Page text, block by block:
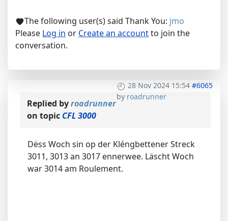
The following user(s) said Thank You: jmo
Please Log in or Create an accountto join the
conversation.
28 Nov 2024 15:54 #6065
by roadrunner
Replied byroadrunner
on topic CFL 3000
Dëss Woch sin op der Kléngbettener Streck
3011, 3013 an 3017 ennerwee. Läscht Woch
war 3014 am Roulement.